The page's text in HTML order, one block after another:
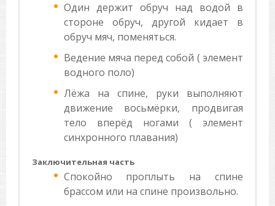
Один держит обруч над водой в
стороне обруч, другой кидает в
обруч мяч, поменяться.
Ведение мяча перед собой ( элемент
водного поло)
Лёжа на спине, руки выполняют
движение восьмёрки, продвигая
тело вперёд ногами ( элемент
синхронного плавания)
Заключительная часть
Спокойно проплыть на спине
брассом или на спине произвольно.